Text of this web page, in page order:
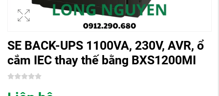
SE BACK-UPS 1100VA, 230V, AVR, ổ
cắm IEC thay thế bằng BXS1200MI